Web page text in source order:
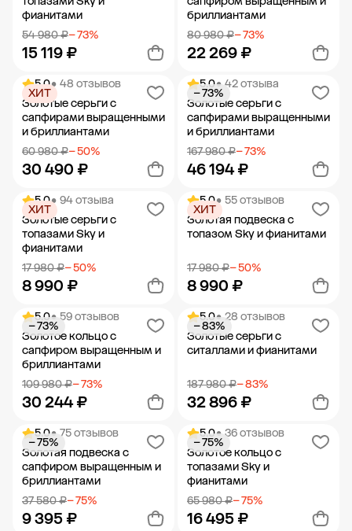
фианитами
54 980 ₽− 73%
15 119 ₽
Добавить в корзину
бриллиантами
80 980 ₽− 73%
22 269 ₽
Добавить в корзину
5.0• 48 отзывов
Золотые серьги с
сапфирами выращенными
и бриллиантами
60 980 ₽− 50%
30 490 ₽
ХИТ
Добавить в корзину
5.0• 42 отзыва
Золотые серьги с
сапфирами выращенными
и бриллиантами
167 980 ₽− 73%
46 194 ₽
− 73%
Добавить в корзину
5.0• 94 отзыва
Золотые серьги с
топазами Sky и
фианитами
17 980 ₽− 50%
8 990 ₽
ХИТ
Добавить в корзину
5.0• 55 отзывов
Золотая подвеска с
топазом Sky и фианитами
17 980 ₽− 50%
8 990 ₽
ХИТ
Добавить в корзину
5.0• 59 отзывов
Золотое кольцо с
сапфиром выращенным и
бриллиантами
109 980 ₽− 73%
30 244 ₽
− 73%
Добавить в корзину
5.0• 28 отзывов
Золотые серьги с
ситаллами и фианитами
187 980 ₽− 83%
32 896 ₽
− 83%
Добавить в корзину
5.0• 75 отзывов
Золотая подвеска с
сапфиром выращенным и
бриллиантами
37 580 ₽− 75%
9 395 ₽
− 75%
5.0• 36 отзывов
Золотое кольцо с
топазами Sky и
фианитами
65 980 ₽− 75%
16 495 ₽
− 75%